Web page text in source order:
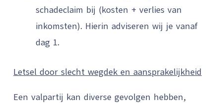
schadeclaim bij (kosten + verlies van
inkomsten). Hierin adviseren wij je vanaf
dag 1.
Letsel door slecht wegdek en aansprakelijkheid
Een valpartij kan diverse gevolgen hebben,